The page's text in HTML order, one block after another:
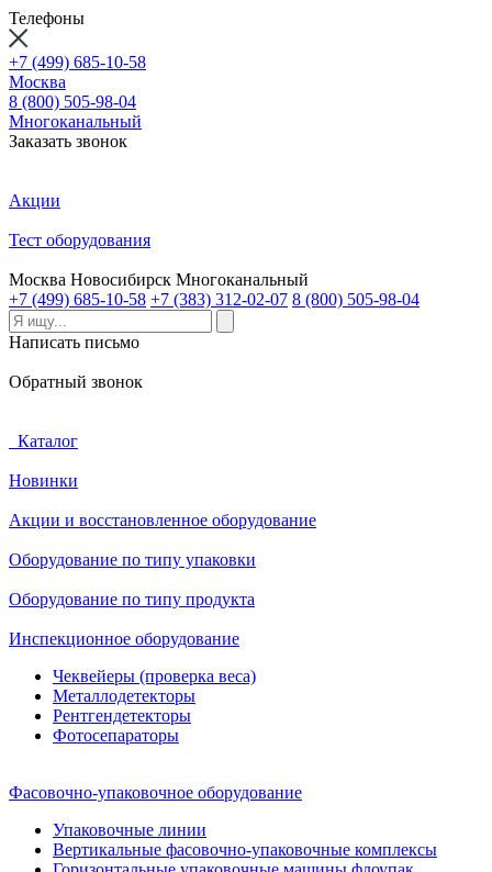
Телефоны
+7 (499) 685-10-58
Москва
8 (800) 505-98-04
Многоканальный
Заказать звонок
Акции
Тест оборудования
Москва Новосибирск Многоканальный
+7 (499) 685-10-58 +7 (383) 312-02-07 8 (800) 505-98-04
Написать письмо
Обратный звонок
Каталог
Новинки
Акции и восстановленное оборудование
Оборудование по типу упаковки
Оборудование по типу продукта
Инспекционное оборудование
Чеквейеры (проверка веса)
Металлодетекторы
Рентгендетекторы
Фотосепараторы
Фасовочно-упаковочное оборудование
Упаковочные линии
Вертикальные фасовочно-упаковочные комплексы